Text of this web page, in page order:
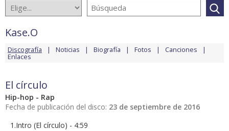
Kase.O
Discografía Noticias Biografía Fotos Canciones
Enlaces
El círculo
Hip-hop - Rap
Fecha de publicación del disco: 23 de septiembre de 2016
1.Intro (El círculo) - 4:59